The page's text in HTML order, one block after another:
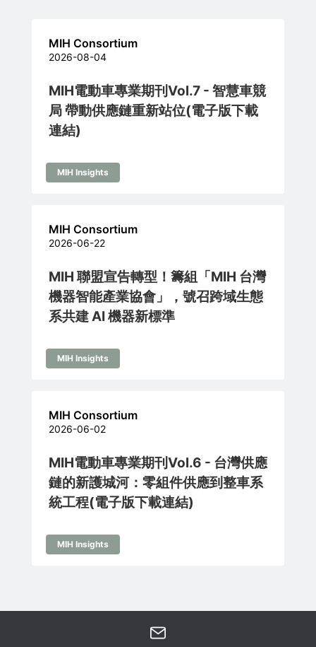
MIH Consortium
2026-08-04
MIH電動車專業期刊Vol.7 - 智慧車競
局 帶動供應鏈重新站位(電子版下載
連結)
MIH Insights
MIH Consortium
2026-06-22
MIH 聯盟宣告轉型！籌組「MIH 台灣
機器智能產業協會」，號召跨域生態
系共建 AI 機器新標準
MIH Insights
MIH Consortium
2026-06-02
MIH電動車專業期刊Vol.6 - 台灣供應
鏈的新護城河：零組件供應到整車系
統工程(電子版下載連結)
MIH Insights